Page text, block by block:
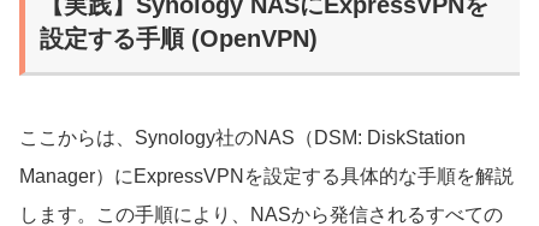
設定する手順 (OpenVPN)
ここからは、Synology社のNAS（DSM: DiskStation
Manager）にExpressVPNを設定する具体的な手順を解説
します。この手順により、NASから発信されるすべての